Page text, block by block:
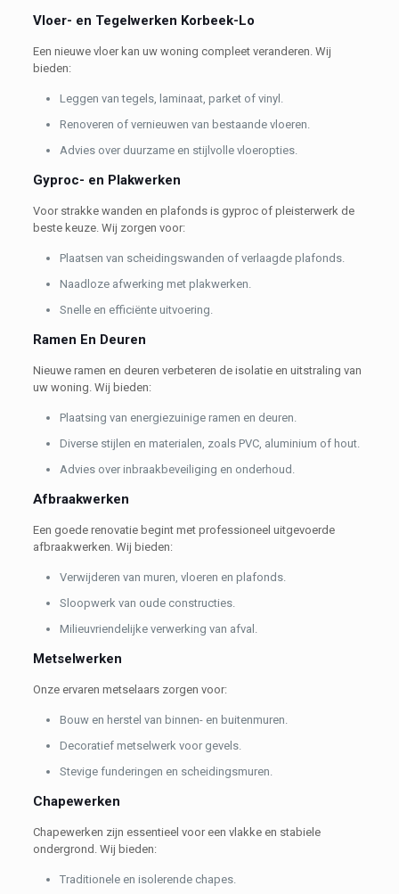
Vloer- en Tegelwerken Korbeek-Lo
Een nieuwe vloer kan uw woning compleet veranderen. Wij
bieden:
Leggen van tegels, laminaat, parket of vinyl.
Renoveren of vernieuwen van bestaande vloeren.
Advies over duurzame en stijlvolle vloeropties.
Gyproc- en Plakwerken
Voor strakke wanden en plafonds is gyproc of pleisterwerk de
beste keuze. Wij zorgen voor:
Plaatsen van scheidingswanden of verlaagde plafonds.
Naadloze afwerking met plakwerken.
Snelle en efficiënte uitvoering.
Ramen En Deuren
Nieuwe ramen en deuren verbeteren de isolatie en uitstraling van
uw woning. Wij bieden:
Plaatsing van energiezuinige ramen en deuren.
Diverse stijlen en materialen, zoals PVC, aluminium of hout.
Advies over inbraakbeveiliging en onderhoud.
Afbraakwerken
Een goede renovatie begint met professioneel uitgevoerde
afbraakwerken. Wij bieden:
Verwijderen van muren, vloeren en plafonds.
Sloopwerk van oude constructies.
Milieuvriendelijke verwerking van afval.
Metselwerken
Onze ervaren metselaars zorgen voor:
Bouw en herstel van binnen- en buitenmuren.
Decoratief metselwerk voor gevels.
Stevige funderingen en scheidingsmuren.
Chapewerken
Chapewerken zijn essentieel voor een vlakke en stabiele
ondergrond. Wij bieden:
Traditionele en isolerende chapes.